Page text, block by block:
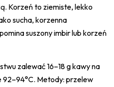
Korzeń to ziemiste, lekko
sucha, korzenna
suszony imbir lub korzeń
zalewać 16–18 g kawy na
Metody: przelew